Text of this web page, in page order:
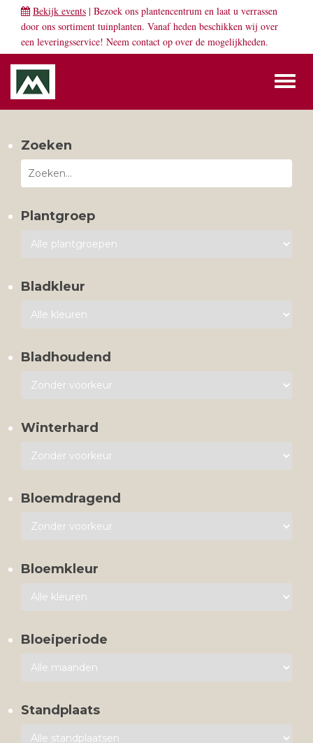
Bekijk events | Bezoek ons plantencentrum en laat u verrassen
door ons sortiment tuinplanten. Vanaf heden beschikken wij over
een leveringsservice! Neem contact op over de mogelijkheden.
Zoeken
Plantgroep
Bladkleur
Bladhoudend
Winterhard
Bloemdragend
Bloemkleur
Bloeiperiode
Standplaats